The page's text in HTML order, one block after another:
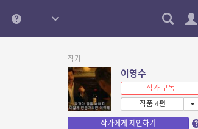
작가
이영수
작가 구독
작품 4편
작가에게 제안하기